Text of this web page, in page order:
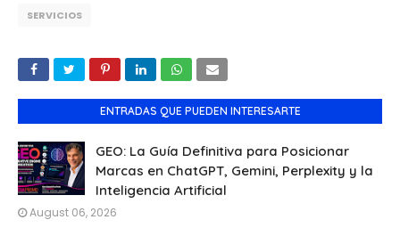
SERVICIOS
ENTRADAS QUE PUEDEN INTERESARTE
GEO: La Guía Definitiva para Posicionar
Marcas en ChatGPT, Gemini, Perplexity y la
Inteligencia Artificial
August 06, 2026